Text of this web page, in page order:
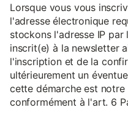
Lorsque vous vous
l'adresse électronique
stockons l'adresse IP
inscrit(e) à la newsletter
l'inscription et de la
ultérieurement un
cette démarche est
conformément à l'art. 6